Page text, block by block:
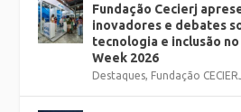
Fundação Cecierj
inovadores e debates
tecnologia e inclusão
Week 2026
Destaques, Fundação